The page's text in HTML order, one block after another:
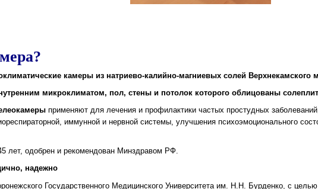
камеры из натриево-калийно-магниевых солей Верхнекамского
микроклиматом, пол, стены и потолок которого облицованы
применяют для лечения и профилактики частых простудных
иммунной и нервной системы, улучшения психоэмоционального
лет, одобрен и рекомендован Минздравом РФ.
надежно
Государственного Медицинского Университета им. Н.Н. Бурденко, с